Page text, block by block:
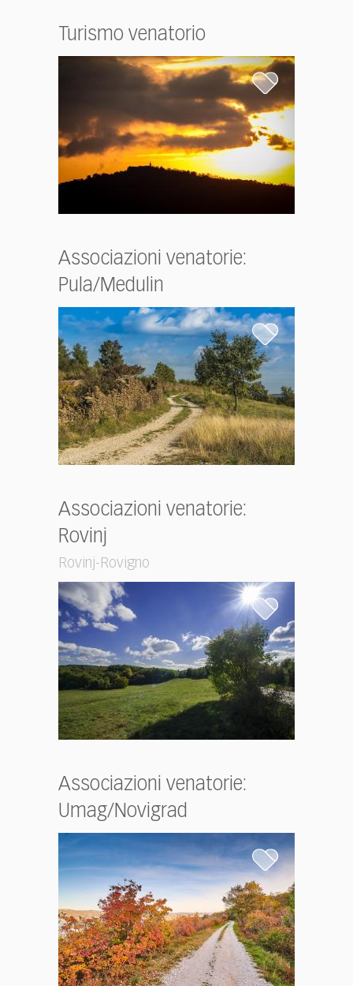
Turismo venatorio
Associazioni venatorie:
Pula/Medulin
Associazioni venatorie:
Rovinj
Rovinj-Rovigno
Associazioni venatorie:
Umag/Novigrad